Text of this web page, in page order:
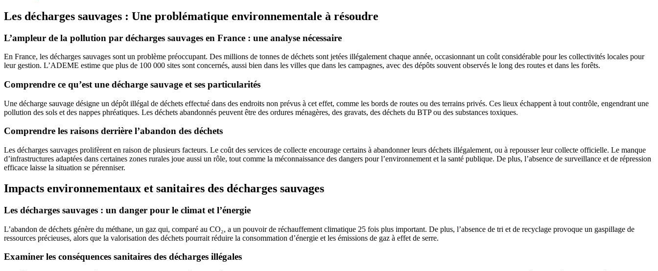
Les décharges sauvages : Une problématique environnementale à résoudre
L’ampleur de la pollution par décharges sauvages en France : une analyse nécessaire
En France, les décharges sauvages sont un problème préoccupant. Des millions de tonnes de déchets sont jetées illégalement chaque année, occasionnant un coût considérable pour les collectivités locales pour
leur gestion. L’ADEME estime que plus de 100 000 sites sont concernés, aussi bien dans les villes que dans les campagnes, avec des dépôts souvent observés le long des routes et dans les forêts.
Comprendre ce qu’est une décharge sauvage et ses particularités
Une décharge sauvage désigne un dépôt illégal de déchets effectué dans des endroits non prévus à cet effet, comme les bords de routes ou des terrains privés. Ces lieux échappent à tout contrôle, engendrant une
pollution des sols et des nappes phréatiques. Les déchets abandonnés peuvent être des ordures ménagères, des gravats, des déchets du BTP ou des substances toxiques.
Comprendre les raisons derrière l’abandon des déchets
Les décharges sauvages prolifèrent en raison de plusieurs facteurs. Le coût des services de collecte encourage certains à abandonner leurs déchets illégalement, ou à repousser leur collecte officielle. Le manque
d’infrastructures adaptées dans certaines zones rurales joue aussi un rôle, tout comme la méconnaissance des dangers pour l’environnement et la santé publique. De plus, l’absence de surveillance et de répression
efficace laisse la situation se pérenniser.
Impacts environnementaux et sanitaires des décharges sauvages
Les décharges sauvages : un danger pour le climat et l’énergie
L’abandon de déchets génère du méthane, un gaz qui, comparé au CO₂, a un pouvoir de réchauffement climatique 25 fois plus important. De plus, l’absence de tri et de recyclage provoque un gaspillage de
ressources précieuses, alors que la valorisation des déchets pourrait réduire la consommation d’énergie et les émissions de gaz à effet de serre.
Examiner les conséquences sanitaires des décharges illégales